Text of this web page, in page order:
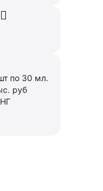
по 30 мл.
руб